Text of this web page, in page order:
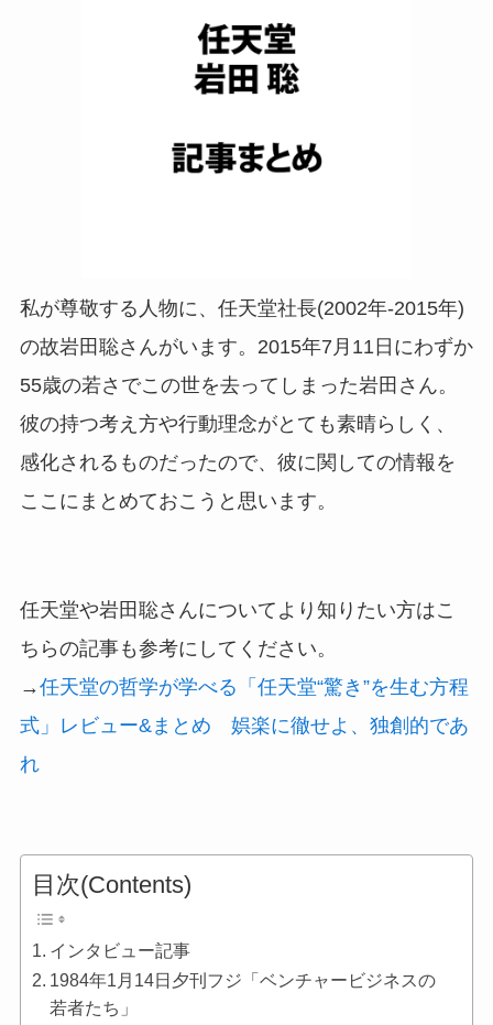
私が尊敬する人物に、任天堂社長(2002年-2015年)
の故岩田聡さんがいます。2015年7月11日にわずか
55歳の若さでこの世を去ってしまった岩田さん。
彼の持つ考え方や行動理念がとても素晴らしく、
感化されるものだったので、彼に関しての情報を
ここにまとめておこうと思います。
任天堂や岩田聡さんについてより知りたい方はこ
ちらの記事も参考にしてください。
→任天堂の哲学が学べる「任天堂“驚き”を生む方程
式」レビュー&まとめ 娯楽に徹せよ、独創的であ
れ
目次(Contents)
インタビュー記事
1984年1月14日夕刊フジ「ベンチャービジネスの
若者たち」